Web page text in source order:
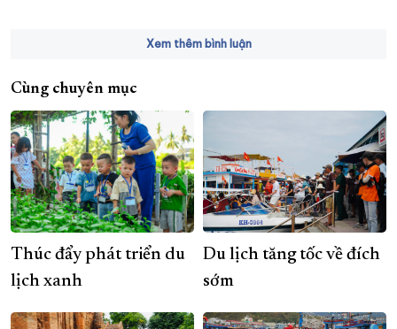
Xem thêm bình luận
Cùng chuyên mục
Thúc đẩy phát triển du
lịch xanh
Du lịch tăng tốc về đích
sớm